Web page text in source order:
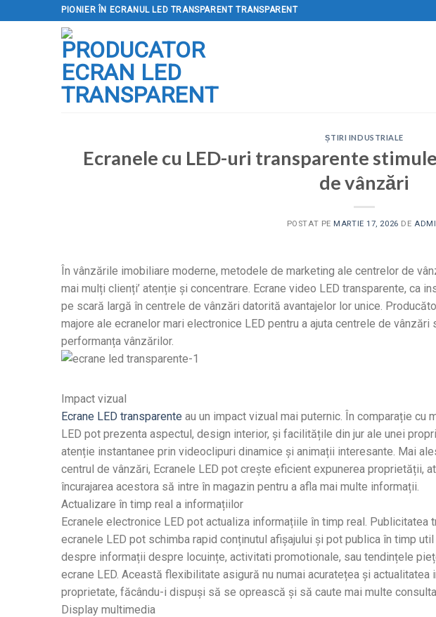
la
PIONIER ÎN ECRANUL LED TRANSPARENT TRANSPARENT
ȘTIRI INDUSTRIALE
Ecranele cu LED-uri transparente
de vânzări
POSTAT PE MARTIE 17, 2026 DE
În vânzările imobiliare moderne, metodele de marketing ale centrelor de
mai mulți clienți’ atenție și concentrare. Ecrane video LED transparente, ca
pe scară largă în centrele de vânzări datorită avantajelor lor unice.
majore ale ecranelor mari electronice LED pentru a ajuta centrele de
performanța vânzărilor.
Impact vizual
Ecrane LED transparente au un impact vizual mai puternic. În comparație cu
LED pot prezenta aspectul, design interior, și facilitățile din jur ale unei
atenție instantanee prin videoclipuri dinamice și animații interesante. Mai
centrul de vânzări, Ecranele LED pot crește eficient expunerea proprietății,
încurajarea acestora să intre în magazin pentru a afla mai multe informații.
Actualizare în timp real a informațiilor
Ecranele electronice LED pot actualiza informațiile în timp real.
ecranele LED pot schimba rapid conținutul afișajului și pot publica în timp
despre informații despre locuințe, activitati promotionale, sau tendințele
ecrane LED. Această flexibilitate asigură nu numai acuratețea și
proprietate, făcându-i dispuși să se oprească și să caute mai multe
Display multimedia